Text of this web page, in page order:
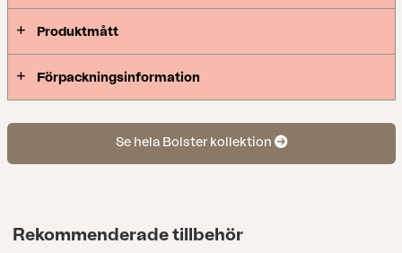
Produktmått
Förpackningsinformation
Se hela Bolster kollektion
Rekommenderade tillbehör